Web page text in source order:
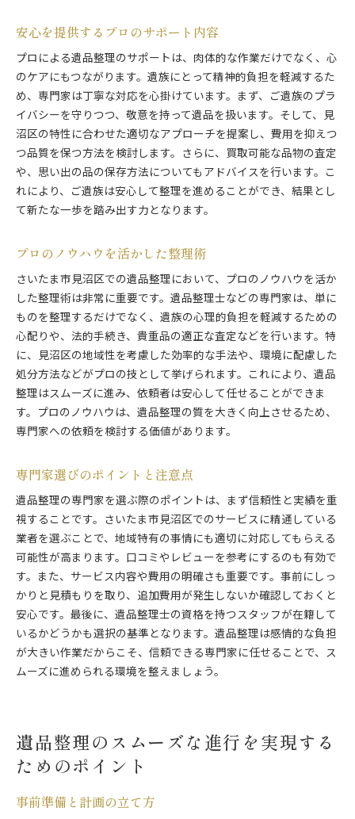
安心を提供するプロのサポート内容
プロによる遺品整理のサポートは、肉体的な作業だけでなく、心
のケアにもつながります。遺族にとって精神的負担を軽減するた
め、専門家は丁寧な対応を心掛けています。まず、ご遺族のプラ
イバシーを守りつつ、敬意を持って遺品を扱います。そして、見
沼区の特性に合わせた適切なアプローチを提案し、費用を抑えつ
つ品質を保つ方法を検討します。さらに、買取可能な品物の査定
や、思い出の品の保存方法についてもアドバイスを行います。こ
れにより、ご遺族は安心して整理を進めることができ、結果とし
て新たな一歩を踏み出す力となります。
プロのノウハウを活かした整理術
さいたま市見沼区での遺品整理において、プロのノウハウを活か
した整理術は非常に重要です。遺品整理士などの専門家は、単に
ものを整理するだけでなく、遺族の心理的負担を軽減するための
心配りや、法的手続き、貴重品の適正な査定などを行います。特
に、見沼区の地域性を考慮した効率的な手法や、環境に配慮した
処分方法などがプロの技として挙げられます。これにより、遺品
整理はスムーズに進み、依頼者は安心して任せることができま
す。プロのノウハウは、遺品整理の質を大きく向上させるため、
専門家への依頼を検討する価値があります。
専門家選びのポイントと注意点
遺品整理の専門家を選ぶ際のポイントは、まず信頼性と実績を重
視することです。さいたま市見沼区でのサービスに精通している
業者を選ぶことで、地域特有の事情にも適切に対応してもらえる
可能性が高まります。口コミやレビューを参考にするのも有効で
す。また、サービス内容や費用の明確さも重要です。事前にしっ
かりと見積もりを取り、追加費用が発生しないか確認しておくと
安心です。最後に、遺品整理士の資格を持つスタッフが在籍して
いるかどうかも選択の基準となります。遺品整理は感情的な負担
が大きい作業だからこそ、信頼できる専門家に任せることで、ス
ムーズに進められる環境を整えましょう。
遺品整理のスムーズな進行を実現する
ためのポイント
事前準備と計画の立て方